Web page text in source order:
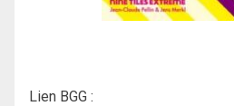
Lien BGG :